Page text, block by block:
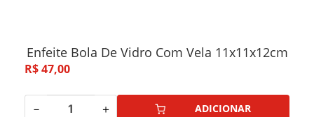
Enfeite Bola De Vidro Com Vela 11x11x12cm
R$ 47,00
－ ＋ ADICIONAR